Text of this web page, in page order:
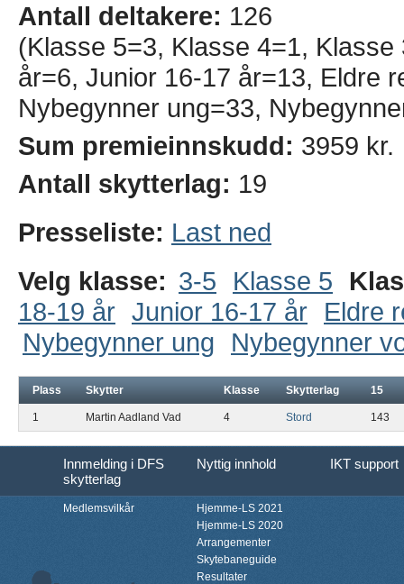
Antall deltakere: 126
(Klasse 5=3, Klasse 4=1,
år=6, Junior 16-17 år=13, Eldre
Nybegynner ung=33,
Sum premieinnskudd: 3959 kr.
Antall skytterlag: 19
Presseliste: Last ned
Velg klasse: 3-5 Klasse 5
18-19 år Junior 16-17 år
Eldre
Nybegynner ung
Nybegynner
Plass Skytter Klasse Skytterlag 15
1 Martin Aadland Vad 4 Stord 143
Innmelding i DFS
skytterlag
Nyttig innhold IKT support
Medlemsvilkår
Hjemme-LS 2021
Hjemme-LS 2020
Arrangementer
Skytebaneguide
Resultater